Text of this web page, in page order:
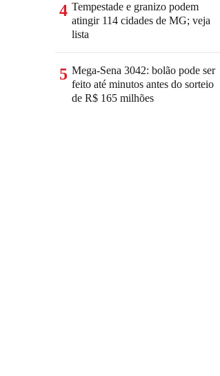
4 Tempestade e granizo podem
atingir 114 cidades de MG; veja
lista
5 Mega-Sena 3042: bolão pode ser
feito até minutos antes do sorteio
de R$ 165 milhões